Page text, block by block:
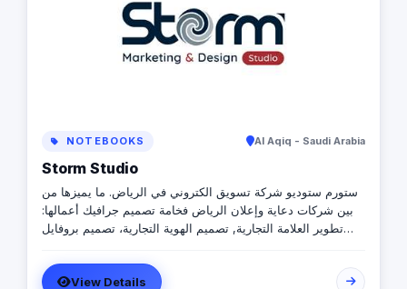
NOTEBOOKS Al Aqiq - Saudi Arabia
Storm Studio
ستورم ستوديو شركة تسويق الكتروني في الرياض. ما يميزها من
بين شركات دعاية وإعلان الرياض فخامة تصميم جرافيك أعمالها:
تطوير العلامة التجارية, تصميم الهوية التجارية، تصميم بروفايل
السعودية. الإبداع في تصوير منتجات احترافي، وتعد من أفضل
شركات إدارة حسابات التواصل الاجتماعي في الرياض. كذلك
View Details